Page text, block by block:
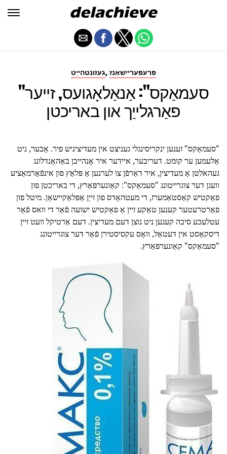
געזונטהייַט, פּרעפּעריישאַנז
"סעמאַקס": אַנאַלאָגועס, זייער
פאַרגלייַך און באריכטן
"סעמאַקס" זענען ינקריסינגלי געניצט אין מעדיציניש פיר. אָבער, ניט
אַלעמען ער קומט. דעריבער, איידער איר אָנהייבן באַהאַנדלונג
געהאלטן אַ מעדיצין, איר דאַרפֿן צו לערנען אַ פּלאַץ פון אינפֿאָרמאַציע
וועגן דער צוגרייטונג "סעמאַקס": קאַונערפּאַרץ, די באריכטן פון
פאַקטיש קאַסטאַמערז, די מעטהאָדס פון זייַן אַפּלאַקיישאַן. מיטל פון
פאַרטרעטער קענען טאַקע זיין אַ פאַקטיש ישועה פֿאַר די וואס פֿאַר
עטלעכע סיבה קענען ניט נוצן דעם מעדיצין. דעם אַרטיקל וועט זיין
דיסקאַסט אין דעטאַל, וואָס עקסיסטירן פֿאַר דער צוגרייטונג
"סעמאַקס" קאַונערפּאַרץ.